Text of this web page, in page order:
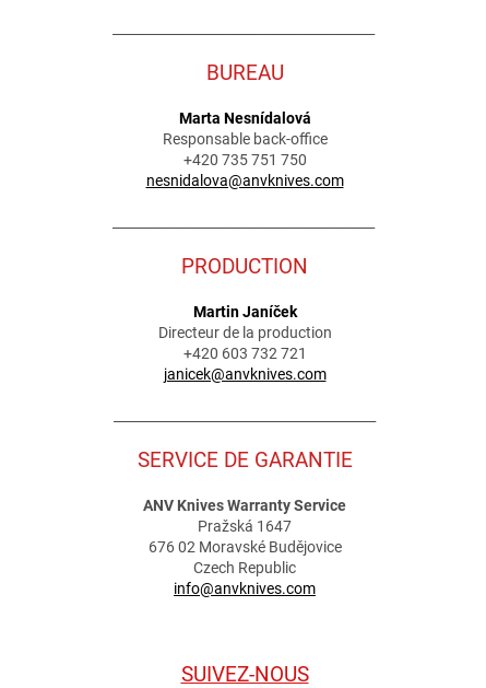
BUREAU
Marta Nesnídalová
Responsable back-office
+420 735 751 750
nesnidalova@anvknives.com
PRODUCTION
Martin Janíček
Directeur de la production
+420 603 732 721
janicek@anvknives.com
SERVICE DE GARANTIE
ANV Knives Warranty Service
Pražská 1647
676 02 Moravské Budějovice
Czech Republic
info@anvknives.com
SUIVEZ-NOUS